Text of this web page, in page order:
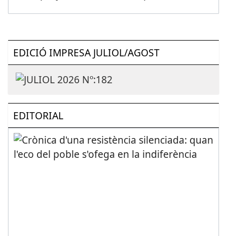
EDICIÓ IMPRESA JULIOL/AGOST
EDITORIAL